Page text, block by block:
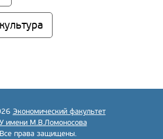
Экономический факультет
имени М.В.Ломоносова
Все права защищены.